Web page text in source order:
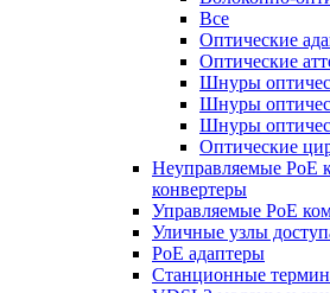
Все
Оптические
Оптические
Шнуры
Шнуры
Шнуры
Оптические
Неуправляемые PoE
конвертеры
Управляемые PoE
Уличные узлы
PoE адаптеры
Станционные